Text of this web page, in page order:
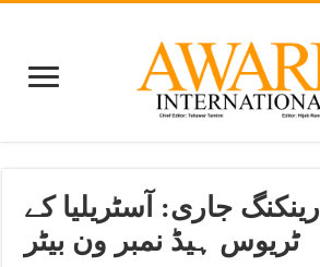
ٹی20 رینکنگ جاری: آسٹریلیا کے
ٹریوس ہیڈ نمبر ون بیٹر